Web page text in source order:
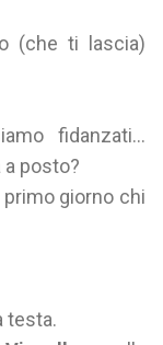
(che ti lascia)
fidanzati…
posto?
primo giorno chi
testa.